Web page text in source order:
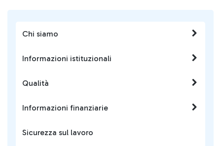
Chi siamo
Informazioni istituzionali
Qualità
Informazioni finanziarie
Sicurezza sul lavoro